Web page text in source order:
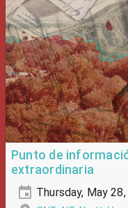
Punto de
extraordinaria
Thursday, May